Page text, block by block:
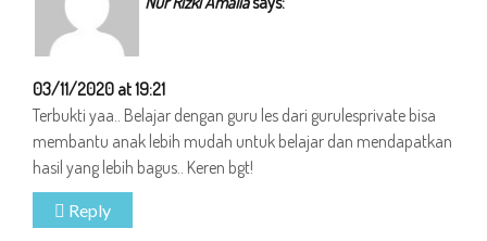
03/11/2020 at 19:21
Terbukti yaa.. Belajar dengan guru les dari gurulesprivate bisa
membantu anak lebih mudah untuk belajar dan mendapatkan
hasil yang lebih bagus.. Keren bgt!
Reply